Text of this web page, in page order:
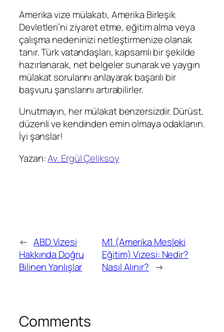
Amerika vize mülakatı, Amerika Birleşik
Devletleri’ni ziyaret etme, eğitim alma veya
çalışma nedeninizi netleştirmenize olanak
tanır. Türk vatandaşları, kapsamlı bir şekilde
hazırlanarak, net belgeler sunarak ve yaygın
mülakat sorularını anlayarak başarılı bir
başvuru şanslarını artırabilirler.
Unutmayın, her mülakat benzersizdir. Dürüst,
düzenli ve kendinden emin olmaya odaklanın.
İyi şanslar!
Yazan:Av. Ergül Çeliksoy
← ABD Vizesi
Hakkında Doğru
Bilinen Yanlışlar
M1 (Amerika Mesleki
Eğitim) Vizesi: Nedir?
Nasıl Alınır? →
Comments